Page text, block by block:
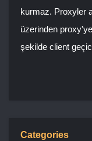
kurmaz. Proxyler
üzerinden
şekilde client
Categories